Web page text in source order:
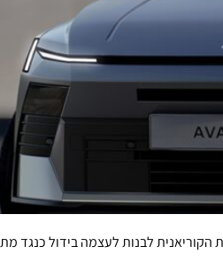
הקוריאנית לבנות לעצמה בידול כנגד